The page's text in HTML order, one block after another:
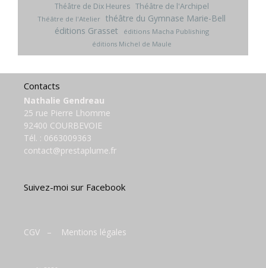
Théâtre de Dix Heures Théâtre de l'Archipel
Théâtre de l'Atelier théâtre du Gymnase Marie-Bell
éditions Grasset
éditions Macha Publishing
éditions Michel de Maule
Contacts
Nathalie Gendreau
25 rue Pierre Lhomme
92400 COURBEVOIE
Tél. : 0663009363
contact@prestaplume.fr
Suivez-moi sur Facebook
CGV – Mentions légales